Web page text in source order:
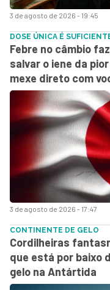
3 de agosto de 2026 - 19:45
3 de agosto de 2026 - 17:47
DOSE ÚNICA É
Febre no câmbio
salvar o iene da
mexe direto com
CONTINENTE DE GELO
Cordilheiras
que está por baixo
gelo na Antártida